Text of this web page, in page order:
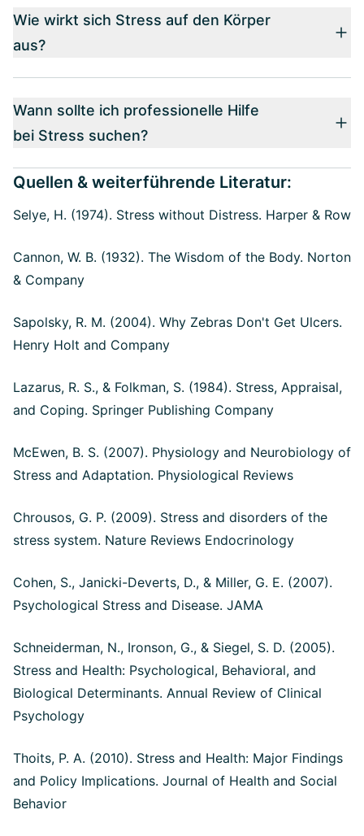
Wie wirkt sich Stress auf den Körper
aus?
Wann sollte ich professionelle Hilfe
bei Stress suchen?
Quellen & weiterführende Literatur:
Selye, H. (1974). Stress without Distress. Harper & Row
Cannon, W. B. (1932). The Wisdom of the Body. Norton
& Company
Sapolsky, R. M. (2004). Why Zebras Don't Get Ulcers.
Henry Holt and Company
Lazarus, R. S., & Folkman, S. (1984). Stress, Appraisal,
and Coping. Springer Publishing Company
McEwen, B. S. (2007). Physiology and Neurobiology of
Stress and Adaptation. Physiological Reviews
Chrousos, G. P. (2009). Stress and disorders of the
stress system. Nature Reviews Endocrinology
Cohen, S., Janicki-Deverts, D., & Miller, G. E. (2007).
Psychological Stress and Disease. JAMA
Schneiderman, N., Ironson, G., & Siegel, S. D. (2005).
Stress and Health: Psychological, Behavioral, and
Biological Determinants. Annual Review of Clinical
Psychology
Thoits, P. A. (2010). Stress and Health: Major Findings
and Policy Implications. Journal of Health and Social
Behavior